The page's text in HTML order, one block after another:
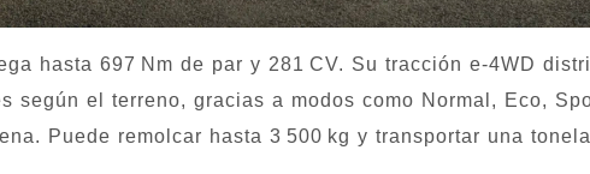
hasta 697 Nm de par y 281 CV. Su tracción e‑4WD
según el terreno, gracias a modos como Normal, Eco,
Puede remolcar hasta 3 500 kg y transportar una